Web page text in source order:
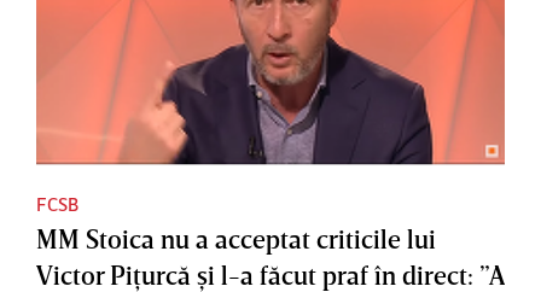
FCSB
MM Stoica nu a acceptat criticile lui
Victor Piţurcă şi l-a făcut praf în direct: ”A